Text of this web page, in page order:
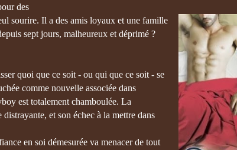
des
sourire. Il a des amis loyaux et une famille
sept jours, malheureux et déprimé ?
quoi que ce soit - ou qui que ce soit - se
comme nouvelle associée dans
est totalement chamboulée. La
et son échec à la mettre dans
en soi démesurée va menacer de tout